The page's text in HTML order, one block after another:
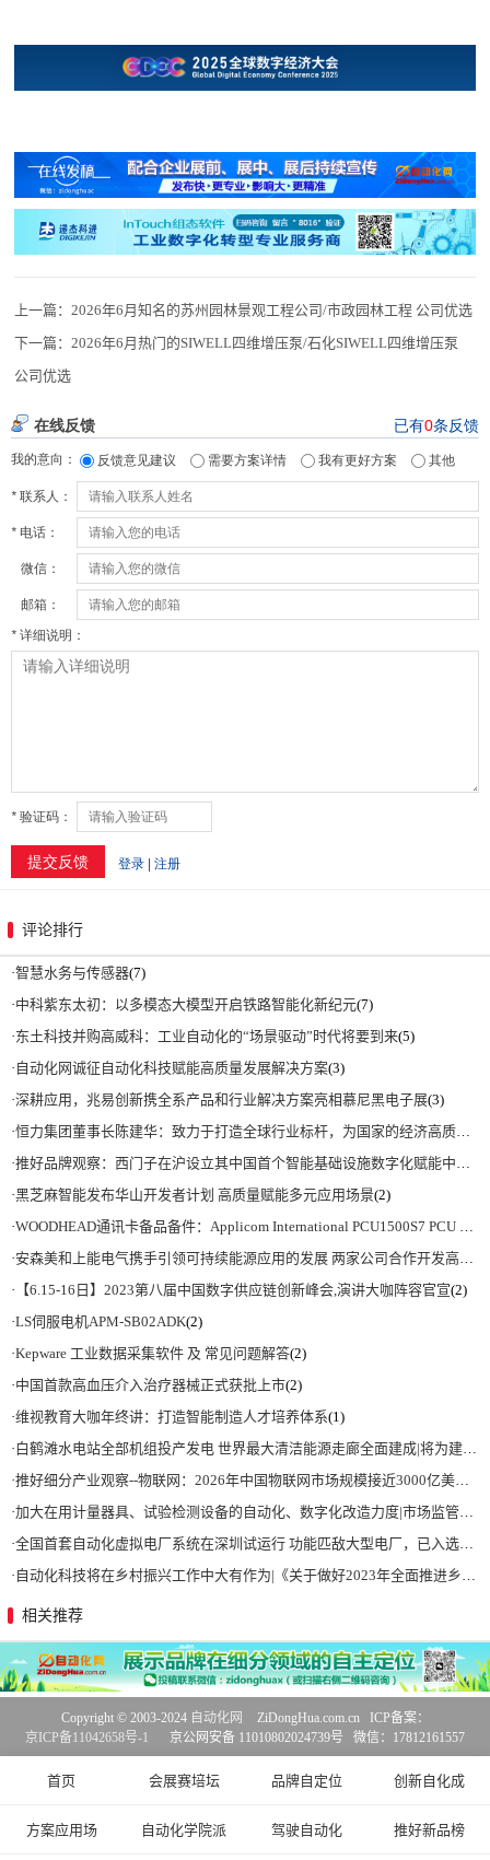
上一篇：2026年6月知名的苏州园林景观工程公司/市政园林工程 公司优选
下一篇：2026年6月热门的SIWELL四维增压泵/石化SIWELL四维增压泵
公司优选
评论排行
·智慧水务与传感器(7)
·中科紫东太初：以多模态大模型开启铁路智能化新纪元(7)
·东土科技并购高威科：工业自动化的“场景驱动”时代将要到来(5)
· 自动化网诚征自动化科技赋能高质量发展解决方案(3)
·深耕应用，兆易创新携全系产品和行业解决方案亮相慕尼黑电子展(3)
·恒力集团董事长陈建华：致力于打造全球行业标杆，为国家的经济高质量发展贡献更大力量|上海电气集团党委书记、董事长吴磊来访
·推好品牌观察：西门子在沪设立其中国首个智能基础设施数字化赋能中心
·黑芝麻智能发布华山开发者计划 高质量赋能多元应用场景(2)
·WOODHEAD通讯卡备品备件：Applicom International PCU1500S7 PCU 1500 S7 V4.5.0
·安森美和上能电气携手引领可持续能源应用的发展 两家公司合作开发高性能储能和太阳能组串式逆变器方案 以实现可持续的未来
· 【6.15-16日】2023第八届中国数字供应链创新峰会,演讲大咖阵容官宣(2)
·LS伺服电机APM-SB02ADK(2)
·Kepware 工业数据采集软件 及 常见问题解答(2)
·中国首款高血压介入治疗器械正式获批上市(2)
·维视教育大咖年终讲：打造智能制造人才培养体系(1)
·白鹤滩水电站全部机组投产发电 世界最大清洁能源走廊全面建成|将为建设新型能源体系、保障国家能源安全、实现“双碳”目标提供有力支撑
·推好细分产业观察--物联网：2026年中国物联网市场规模接近3000亿美元 智慧工厂、智慧城市、智慧电网等将占60%以上
·加大在用计量器具、试验检测设备的自动化、数字化改造力度|市场监管总局 工业和信息化部 关于促进企业计量能力提升的指导意见
·全国首套自动化虚拟电厂系统在深圳试运行 功能匹敌大型电厂，已入选国际典型案例
· 自动化科技将在乡村振兴工作中大有作为|《关于做好2023年全面推进乡村振兴重点工作的意见》发布
相关推荐
首页 会展赛培坛 品牌自定位 创新自化成
方案应用场 自动化学院派 驾驶自动化 推好新品榜
Copyright © 2003-2024 自动化网
ZiDongHua.com.cn ICP备案：
京ICP备11042658号-1
京公网安备 11010802024739号 微信：17812161557